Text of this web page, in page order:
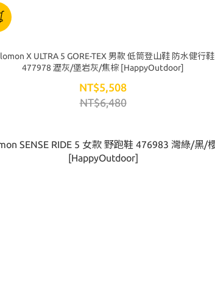
X ULTRA 5 GORE-TEX 男款 低筒登山鞋 防水健行鞋
477978 瀝灰/堡岩灰/焦棕 [HappyOutdoor]
NT$5,508
NT$6,480